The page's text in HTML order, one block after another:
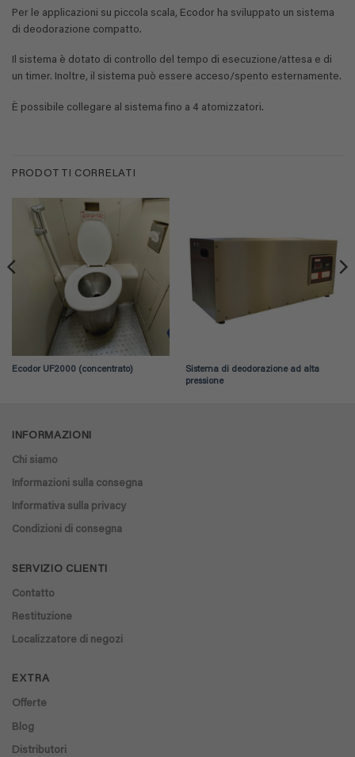
Per le applicazioni su piccola scala, Ecodor ha sviluppato un sistema
di deodorazione compatto.
Il sistema è dotato di controllo del tempo di esecuzione/attesa e di
un timer. Inoltre, il sistema può essere acceso/spento esternamente.
È possibile collegare al sistema fino a 4 atomizzatori.
PRODOTTI CORRELATI
Ecodor UF2000 (concentrato)
Sistema di deodorazione ad alta
pressione
INFORMAZIONI
Chi siamo
Informazioni sulla consegna
Informativa sulla privacy
Condizioni di consegna
SERVIZIO CLIENTI
Contatto
Restituzione
Localizzatore di negozi
EXTRA
Offerte
Blog
Distributori